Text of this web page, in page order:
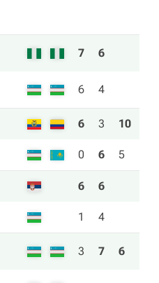
7 6
6 4
6 3 10
0 6 5
6 6
1 4
3 7 6